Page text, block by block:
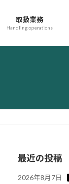
取扱業務
Handling operations
最近の投稿
2026年8月7日